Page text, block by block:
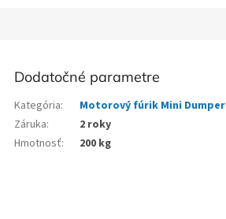
Dodatočné parametre
Kategória:
Motorový fúrik Mini Dumper
Záruka:
2 roky
Hmotnosť: 200 kg